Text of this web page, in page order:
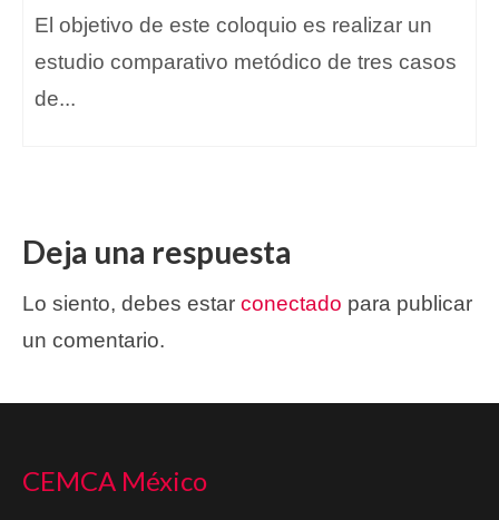
El objetivo de este coloquio es realizar un
estudio comparativo metódico de tres casos
de...
Deja una respuesta
Lo siento, debes estar conectado para publicar
un comentario.
CEMCA México